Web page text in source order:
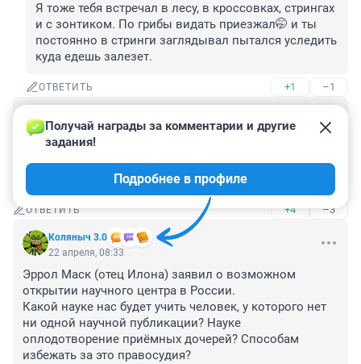
Я тоже тебя встречал в лесу, в кроссовках, стрингах
и с зонтиком. По грибы видать приезжал🤭 и ты
постоянно в стринги заглядывал пытался уследить
куда едешь залезет.
ОТВЕТИТЬ +1 –1
22 апреля, 08:50
Вкусные грибы! Всегда весной их готовим! Главное,
слить три воды! Заправляешь лучком сметанкой -
ммммм! Вкуснота!
ОТВЕТИТЬ +4 –3
Коляныч 3.0
Получай награды за комментарии и другие
задания!
Подробнее в профиле
22 апреля, 08:33
Эррол Маск (отец Илона) заявил о возможном
открытии научного центра в России.
Какой науке нас будет учить человек, у которого нет
ни одной научной публикации? Науке
оплодотворение приёмных дочерей? Способам
избежать за это правосудия?